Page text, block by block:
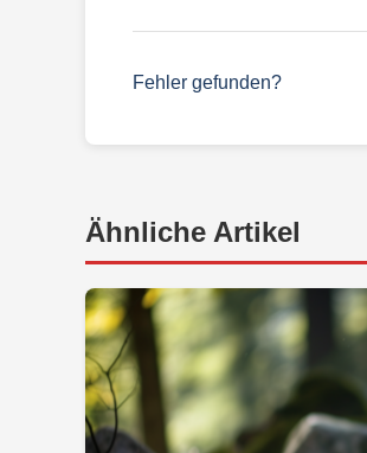
Fehler gefunden?
Ähnliche Artikel